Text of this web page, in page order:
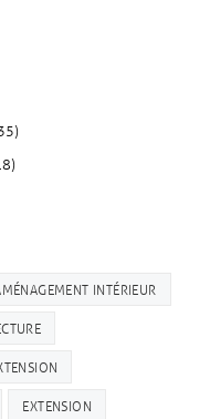
INTÉRIEUR
EXTENSION